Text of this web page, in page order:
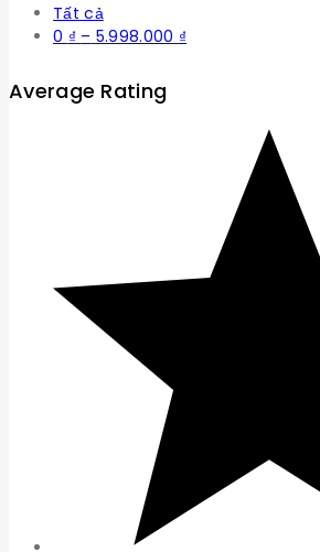
Tất cả
0 ₫ – 5.998.000 ₫
5.998.000 ₫
Average Rating